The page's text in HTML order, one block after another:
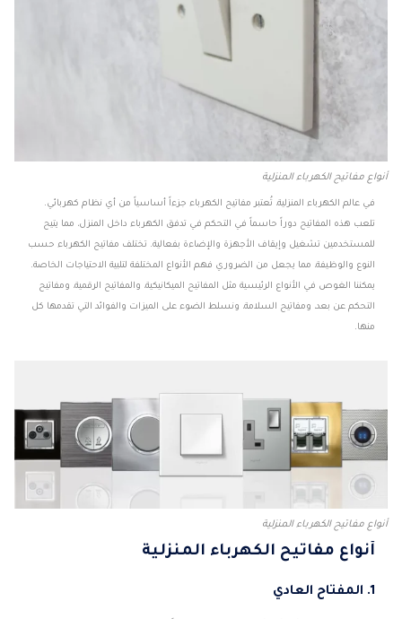
أنواع مفاتيح الكهرباء المنزلية
في عالم الكهرباء المنزلية، تُعتبر مفاتيح الكهرباء جزءاً أساسياً من أي نظام كهربائي.
تلعب هذه المفاتيح دوراً حاسماً في التحكم في تدفق الكهرباء داخل المنزل، مما يتيح
للمستخدمين تشغيل وإيقاف الأجهزة والإضاءة بفعالية. تختلف مفاتيح الكهرباء حسب
النوع والوظيفة، مما يجعل من الضروري فهم الأنواع المختلفة لتلبية الاحتياجات الخاصة.
يمكننا الغوص في الأنواع الرئيسية مثل المفاتيح الميكانيكية، والمفاتيح الرقمية، ومفاتيح
التحكم عن بعد، ومفاتيح السلامة، ونسلط الضوء على الميزات والفوائد التي تقدمها كل
منها.
أنواع مفاتيح الكهرباء المنزلية
أنواع مفاتيح الكهرباء المنزلية
1. المفتاح العادي